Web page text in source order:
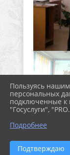
Пользуясь
персональных
подключенные к
"Госуслуги",
Подробнее
Подтверждаю